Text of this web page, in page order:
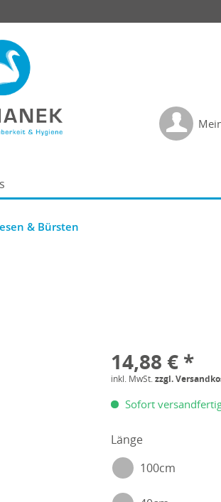
& Bürsten
14,88 € *
inkl. MwSt.zzgl.
Sofort
Länge
100cm